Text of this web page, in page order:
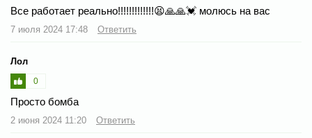
Все работает реально!!!!!!!!!!!!!😫🙏🙏💓 молюсь на вас
7 июля 2024 17:48 Ответить
Лол
0
Просто бомба
2 июня 2024 11:20 Ответить